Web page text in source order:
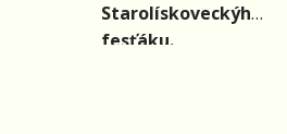
Starolískoveckýho
fesťáku.